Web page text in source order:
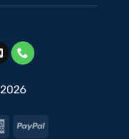
AmericanPayPal